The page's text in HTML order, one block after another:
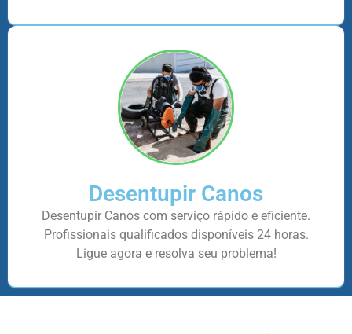
Desentupir Canos
Desentupir Canos com serviço rápido e eficiente.
Profissionais qualificados disponíveis 24 horas.
Ligue agora e resolva seu problema!